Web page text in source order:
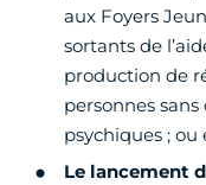
aux Foyers
sortants de
production de
personnes
psychiques ; ou
Le lancement